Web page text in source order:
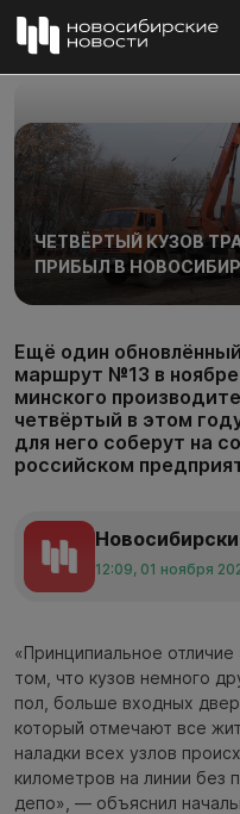
ЧЕТВЁРТЫЙ КУЗОВ
ПРИБЫЛ В
Ещё один
маршрут №13 в
минского
четвёртый в этом
для него соберут на
российском
12:09, 01 ноября
«Принципиальное
том, что кузов немного
пол, больше входных
который отмечают все
наладки всех узлов
километров на линии без
депо», — объяснил